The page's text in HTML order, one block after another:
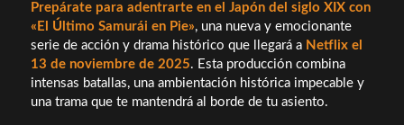
Prepárate para adentrarte en el Japón del siglo XIX con
«El Último Samurái en Pie», una nueva y emocionante
serie de acción y drama histórico que llegará a Netflix el
13 de noviembre de 2025. Esta producción combina
intensas batallas, una ambientación histórica impecable y
una trama que te mantendrá al borde de tu asiento.